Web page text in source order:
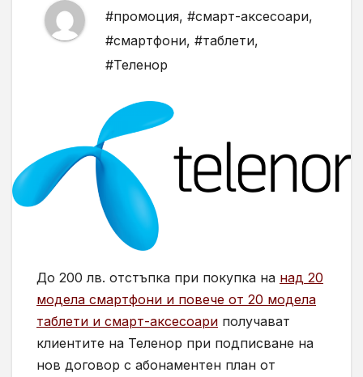
#промоция, #смарт-аксесоари,
#смартфони, #таблети,
#Теленор
До 200 лв. отстъпка при покупка на над 20
модела смартфони и повече от 20 модела
таблети и смарт-аксесоари получават
клиентите на Теленор при подписване на
нов договор с абонаментен план от